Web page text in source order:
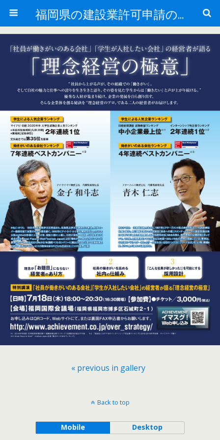
福岡県の建設業許可申請のことなら福岡建設業許可サポートセンター
« previous in gallery
Back to top
Mobile Desktop